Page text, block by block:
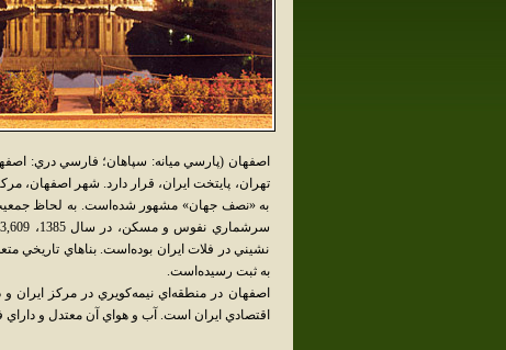
تهران، پايتخت ايران، قرار دارد. شهر اصفهان،
به «نصف جهان» مشهور شده‌است. به لحاظ
نشيني در فلات ايران بوده‌است. بناهاي تاريخي
به ثبت رسيده‌است.
اصفهان در منطقه‌اي نيمه‌کويري در مرکز ايران
اقتصادي ايران است. آب و هواي آن معتدل و